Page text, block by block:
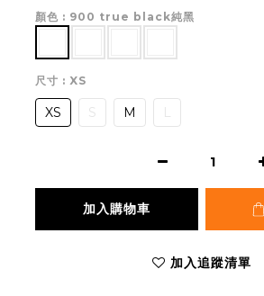
顏色 : 900 true black純黑
尺寸 : XS
XS S M L
加入購物車
加入追蹤清單